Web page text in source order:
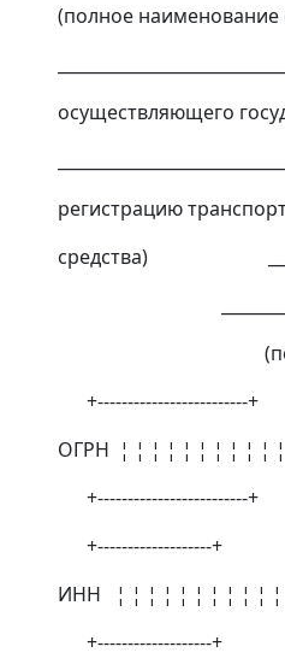
(полное
осуществляющего
регистрацию
средства)
(почтовый
ОГРН ¦ ¦ ¦ ¦ ¦ ¦ ¦ ¦ ¦
+-------------------+
ИНН ¦ ¦ ¦ ¦ ¦ ¦ ¦ ¦ ¦ ¦ ¦
+-------------------+